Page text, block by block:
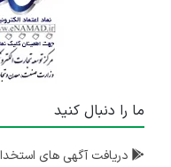
ما را دنبال کنید
دریافت آگهی های